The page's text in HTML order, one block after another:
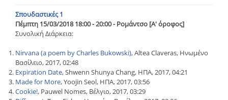
Σπουδαστικές 1
Πέμπτη 15/03/2018 18:00 - 20:00 - Ρομάντσο [Α' όροφος]
Συνολική Διάρκεια:
Nirvana (a poem by Charles Bukowski), Altea Claveras, Ηνωμένο
Βασίλειο, 2017, 02:48
Expiration Date, Shwenn Shunya Chang, ΗΠΑ, 2017, 04:21
Made for More, Yoojin Seol, ΗΠΑ, 2017, 03:56
Cookie!, Pauwel Nomes, Βέλγιο, 2017, 03:29